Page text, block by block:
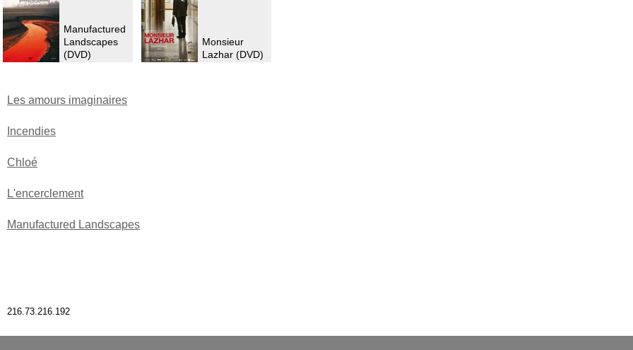
Manufactured
Landscapes
(DVD)
Monsieur
Lazhar (DVD)
Les amours imaginaires
Incendies
Chloé
L'encerclement
Manufactured Landscapes
216.73.216.192